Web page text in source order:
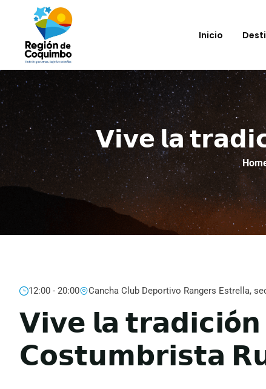
Inicio
𝗩𝗶𝘃𝗲 𝗹𝗮
12:00 - 20:00 Cancha Club Deportivo Rangers Estrella,
𝗩𝗶𝘃𝗲 𝗹𝗮
𝗖𝗼𝘀𝘁𝘂𝗺𝗯𝗿𝗶𝘀𝘁𝗮